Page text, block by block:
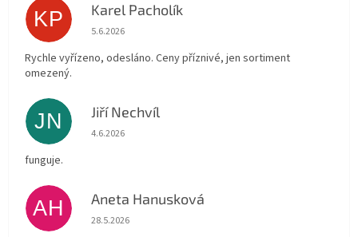
KP Karel Pacholík
Hodnocení obchodu je 4 z 5 hvězdiček.
5.6.2026
Rychle vyřízeno, odesláno. Ceny příznivé, jen sortiment
omezený.
JN Jiří Nechvíl
Hodnocení obchodu je 5 z 5 hvězdiček.
4.6.2026
funguje.
AH Aneta Hanusková
Hodnocení obchodu je 5 z 5 hvězdiček.
28.5.2026